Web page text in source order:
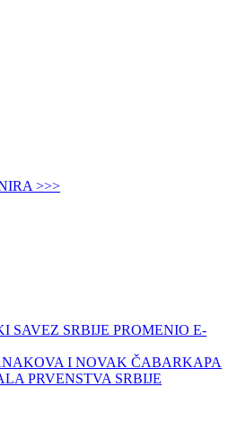
>>>
SAVEZ SRBIJE PROMENIO E-
I NOVAK ČABARKAPA
PRVENSTVA SRBIJE